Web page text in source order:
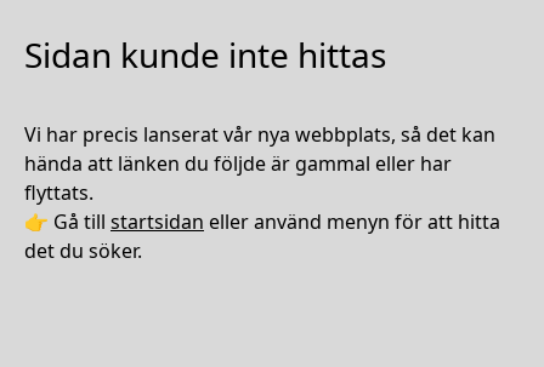
Sidan kunde inte hittas
Vi har precis lanserat vår nya webbplats, så det kan
hända att länken du följde är gammal eller har
flyttats.
👉 Gå till startsidan eller använd menyn för att hitta
det du söker.